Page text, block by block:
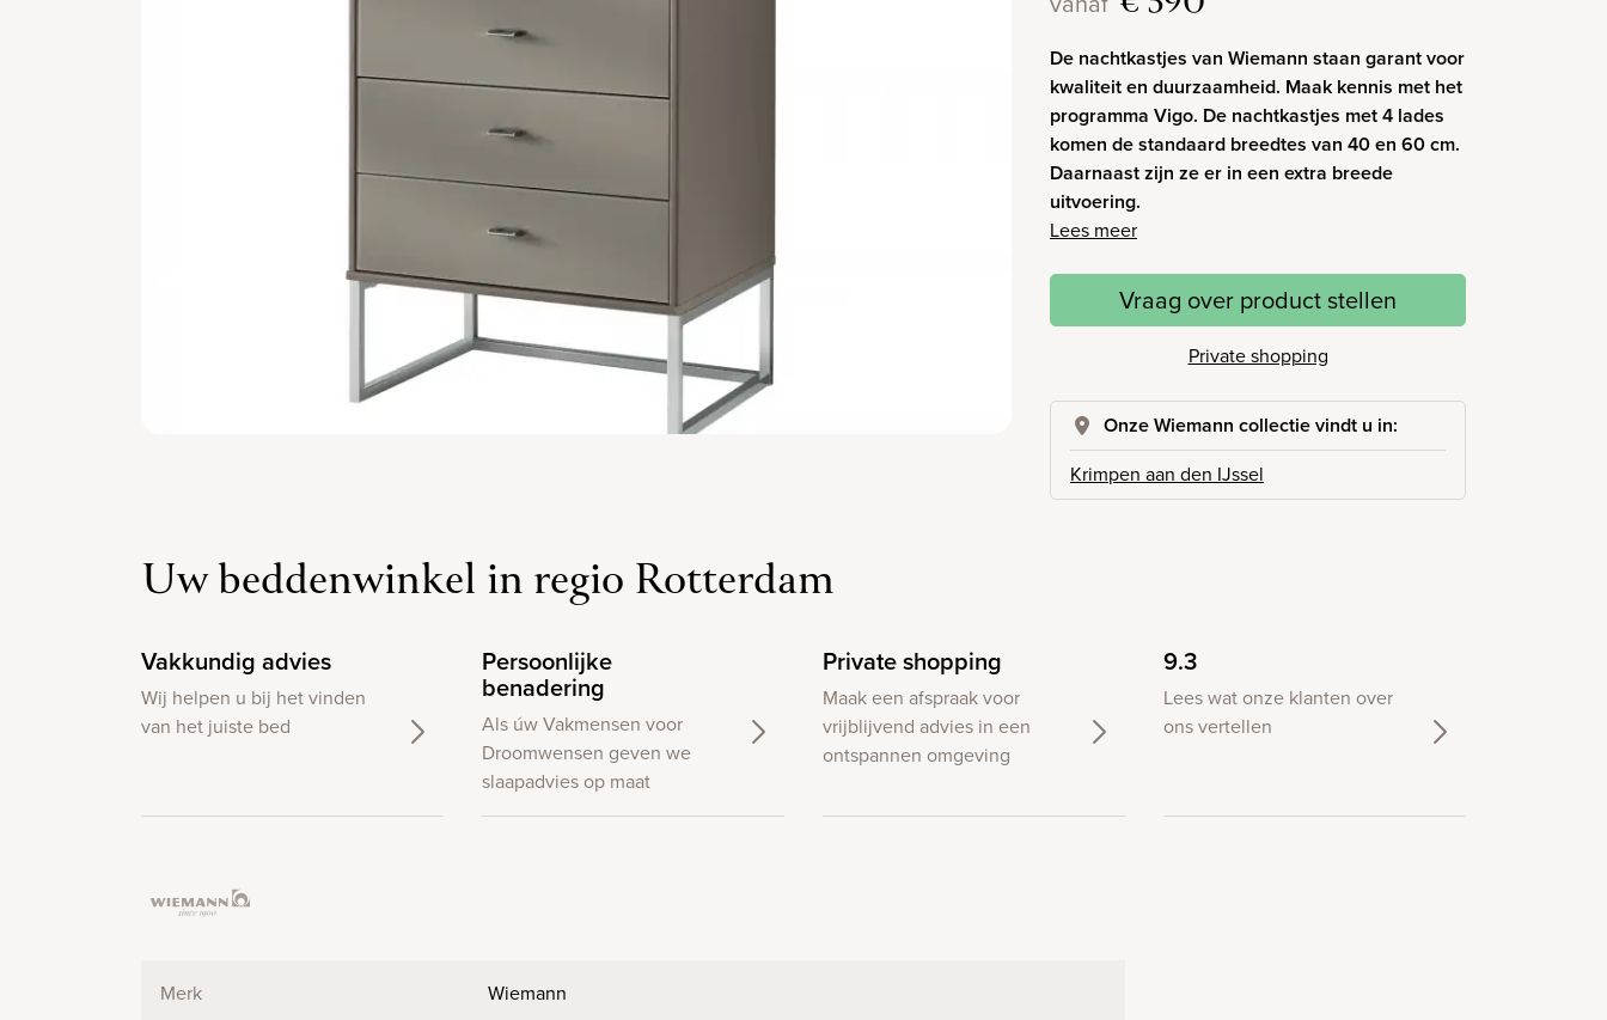
De nachtkastjes van Wiemann staan garant voor
kwaliteit en duurzaamheid. Maak kennis met het
programma Vigo. De nachtkastjes met 4 lades
komen de standaard breedtes van 40 en 60 cm.
Daarnaast zijn ze er in een extra breede
uitvoering.
Lees meer
Vraag over product stellen
Private shopping
Onze Wiemann collectie vindt u in:
Krimpen aan den IJssel
Uw beddenwinkel in regio Rotterdam
Vakkundig advies
Wij helpen u bij het vinden
van het juiste bed
Persoonlijke
benadering
Als úw Vakmensen voor
Droomwensen geven we
slaapadvies op maat
Private shopping
Maak een afspraak voor
vrijblijvend advies in een
ontspannen omgeving
9.3
Lees wat onze klanten over
ons vertellen
Merk Wiemann